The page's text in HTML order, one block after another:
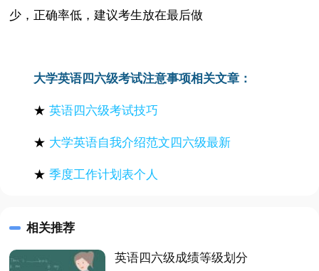
少，正确率低，建议考生放在最后做
大学英语四六级考试注意事项相关文章：
★英语四六级考试技巧
★ 大学英语自我介绍范文四六级最新
★季度工作计划表个人
相关推荐
英语四六级成绩等级划分